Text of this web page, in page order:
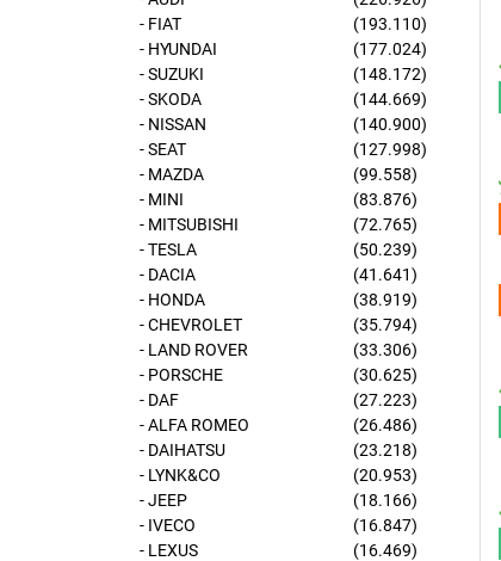
- FIAT
(193.110)
- HYUNDAI
(177.024)
- SUZUKI
(148.172)
- SKODA
(144.669)
- NISSAN
(140.900)
- SEAT
(127.998)
- MAZDA
(99.558)
- MINI
(83.876)
- MITSUBISHI
(72.765)
- TESLA
(50.239)
- DACIA
(41.641)
- HONDA
(38.919)
- CHEVROLET
(35.794)
- LAND ROVER
(33.306)
- PORSCHE
(30.625)
- DAF
(27.223)
- ALFA ROMEO
(26.486)
- DAIHATSU
(23.218)
- LYNK&CO
(20.953)
- JEEP
(18.166)
- IVECO
(16.847)
- LEXUS
(16.469)